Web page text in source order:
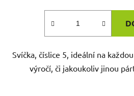
Svíčka, číslice 5, ideální na
výročí, či jakoukoliv jinou